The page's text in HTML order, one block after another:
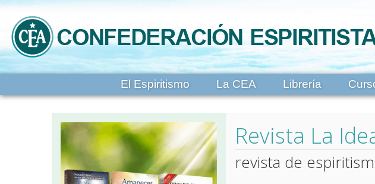
El Espiritismo La CEA Librería
Revista La
revista de